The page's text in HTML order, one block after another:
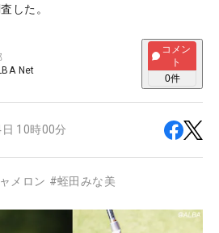
した。
Net
コメン
ト
0件
10時00分
メロン #蛭田みな美